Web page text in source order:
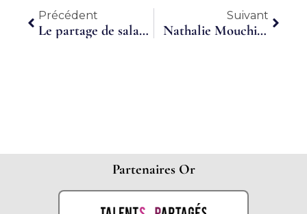
Précédent
Précédent
Le partage de salariés : une solution innovante pour les besoins ponctuels des PME
Suivant
Nathalie Mouchie : « Une solution RH durable au service des entreprises du territoire »
Partenaires Or